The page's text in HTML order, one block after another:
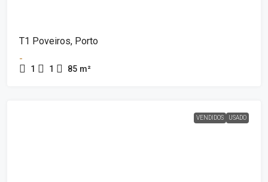
T1 Poveiros, Porto
-
1 1 85 m²
VENDIDOS USADO